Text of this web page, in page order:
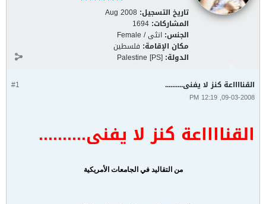
تاريخ التسجيل: Aug 2008
المشاركات: 1694
الجنس: انثى / Female
مكان الإقامة: فلسطين
الدولة: Palestine [PS]
#1 القنااااعة كنز لا يفنى..........
09-03-2008, 12:19 PM
القنااااعة كنز لا يفنى..........
من التقاليد في الجامعات الأمريكية